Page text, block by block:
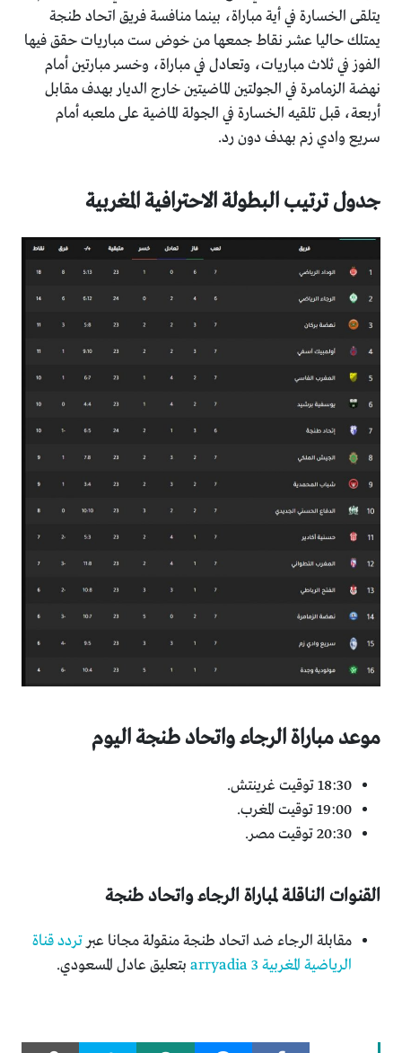
يتلقى الخسارة في أية مباراة، بينما منافسة فريق اتحاد طنجة
يمتلك حاليا عشر نقاط جمعها من خوض ست مباريات حقق فيها
الفوز في ثلاث مباريات، وتعادل في مباراة، وخسر مبارتين أمام
نهضة الزمامرة في الجولتين الماضيتين خارج الديار بهدف مقابل
أربعة، قبل تلقيه الخسارة في الجولة الماضية على ملعبه أمام
سريع وادي زم بهدف دون رد.
جدول ترتيب البطولة الاحترافية المغربية
موعد مباراة الرجاء واتحاد طنجة اليوم
18:30 توقيت غرينتش.
19:00 توقيت المغرب.
20:30 توقيت مصر.
القنوات الناقلة لمباراة الرجاء واتحاد طنجة
مقابلة الرجاء ضد اتحاد طنجة منقولة مجانا عبر تردد قناة
الرياضية المغربية 3 arryadia
بتعليق عادل المسعودي.